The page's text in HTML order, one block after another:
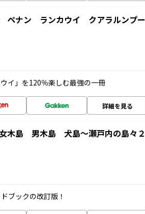
ナン ランカウイ クアラルンプー
イ」を120％楽しむ最強の一冊
詳細を見る
島 男木島 犬島～瀬戸内の島々２
ブックの改訂版！